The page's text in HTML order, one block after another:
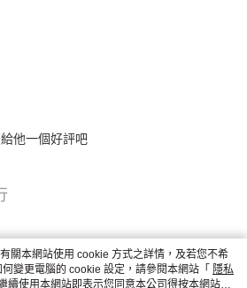
他一個好評吧
關本網站使用 cookie 方式之詳情，及若您不希
變更電腦的 cookie 設定，請參閱本網站「 隱私
續使用本網站即表示您同意本公司得按本網站使